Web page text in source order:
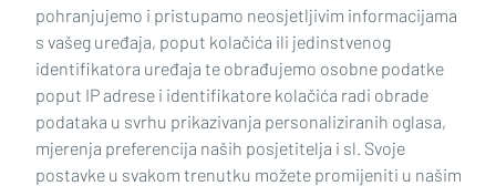
Impressum Uvjeti korištenja Politika privatnosti
pohranjujemo i pristupamo neosjetljivim informacijama
s vašeg uređaja, poput kolačića ili jedinstvenog
identifikatora uređaja te obrađujemo osobne podatke
poput IP adrese i identifikatore kolačića radi obrade
podataka u svrhu prikazivanja personaliziranih oglasa,
mjerenja preferencija naših posjetitelja i sl. Svoje
postavke u svakom trenutku možete promijeniti u našim